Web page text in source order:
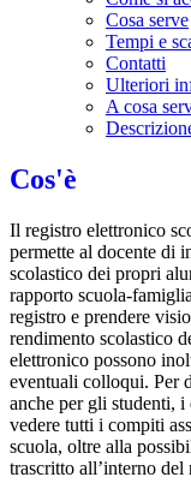
Cosa serve
Tempi e
Contatti
Ulteriori
A cosa
Cos'è
Il registro elettronico
permette al docente di
scolastico dei propri
rapporto scuola-
registro e prendere
rendimento scolastico
elettronico possono
eventuali colloqui. Per
anche per gli studenti, i
vedere tutti i compiti
scuola, oltre alla
trascritto all’interno del